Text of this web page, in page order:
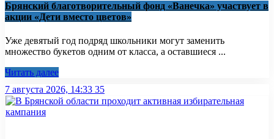
Брянский благотворительный фонд «Ванечка» участвует в
акции «Дети вместо цветов»
Уже девятый год подряд школьники могут заменить
множество букетов одним от класса, а оставшиеся ...
Читать далее
7 августа 2026, 14:33 35